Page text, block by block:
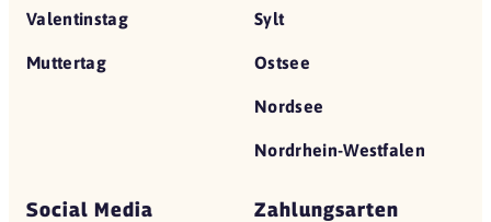
Valentinstag
Muttertag
Sylt
Ostsee
Nordsee
Nordrhein-Westfalen
Social Media Zahlungsarten